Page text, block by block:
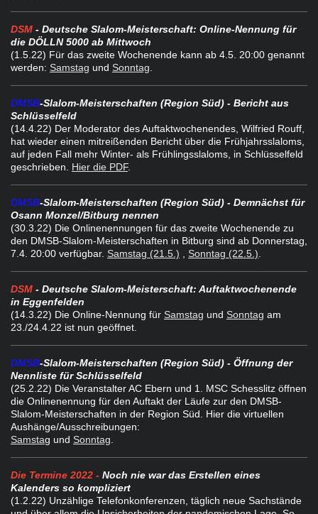
DSM - Deutsche Slalom-Meisterschaft: Online-Nennung für
die DÖLLN 5000 ab Mittwoch
(1.5.22) Für das zweite Wochenende kann ab 4.5. 20:00 genannt
werden: Samstag und Sonntag
DMSB-Slalom-Meisterschaften (Region Süd) - Bericht aus
Schlüsselfeld
(14.4.22) Der Moderator des Auftaktwochenendes, Wilfried Rouff,
hat wieder einen mitreißenden Bericht über die Frühjahrsslaloms,
auf jeden Fall mehr Winter- als Frühlingsslaloms, in Schlüsselfeld
geschrieben. Hier die PDF.
DMSB-Slalom-Meisterschaften (Region Süd) - Demnächst für
Osann Monzel/Bitburg nennen
(30.3.22) Die Onlinenennungen für das zweite Wochenende zu
den DMSB-Slalom-Meisterschaften in Bitburg sind ab Donnerstag,
7.4. 20:00 verfügbar. Samstag (21.5.) Sonntag (22.5.)
DSM - Deutsche Slalom-Meisterschaft: Auftaktwochenende
in Eggenfelden
(14.3.22) Die Online-Nennung für Samstag und Sonntag am
23./24.4.22 ist nun geöffnet.
DMSB-Slalom-Meisterschaften (Region Süd) - Öffnung der
Nennliste für Schlüsselfeld
(25.2.22) Die Veranstalter AC Ebern und 1. MSC Schesslitz öffnen
die Onlinenennung für den Auftakt der Läufe zur den DMSB-
Slalom-Meisterschaften in der Region Süd. Hier die virtuellen
Aushänge/Ausschreibungen:
Samstag und Sonntag
Die Termine 2022 - Noch nie war das Erstellen eines
Kalenders so kompliziert
(1.2.22) Unzählige Telefonkonferenzen, täglich neue Sachstände